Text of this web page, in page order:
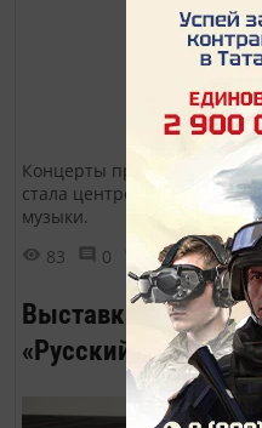
Концерты прошли на
стала центром притяжения
музыки.
83
0
Выставка
«Русский пленэр»